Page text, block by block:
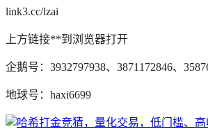
link3.cc/lzai
上方链接**到浏览器打开
企鹅号：3932797938、3871172846、
地球号：haxi6699